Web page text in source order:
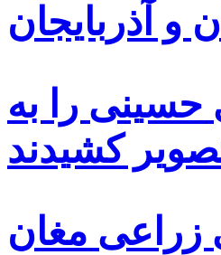
آذربایجان
حسینی را به
کشیدند
زراعی مغان